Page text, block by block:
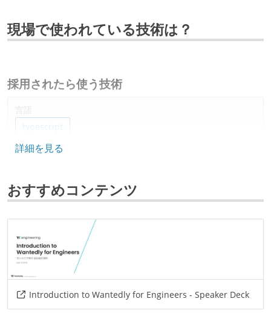
現場で使われている技術は？
採用されたら使う技術
言語
typescript
フレームワーク
その他
graphql
apollo-client
その他、現場で使われている技術
言語
ruby
go python
詳細を見る
おすすめコンテンツ
Introduction to Wantedly for Engineers - Speaker Deck